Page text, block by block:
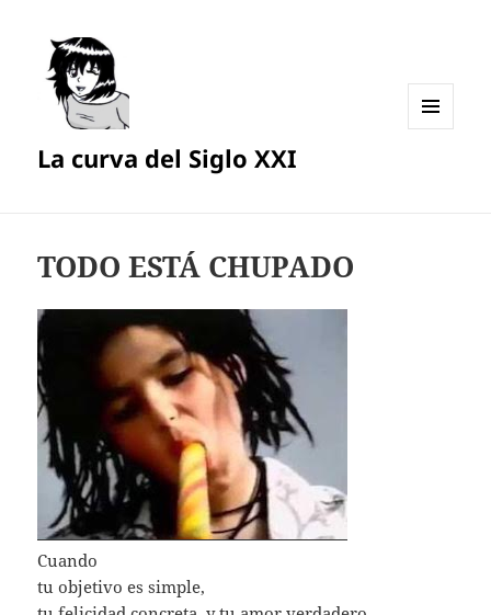
La curva del Siglo XXI
TODO ESTÁ CHUPADO
Cuando
tu objetivo es simple,